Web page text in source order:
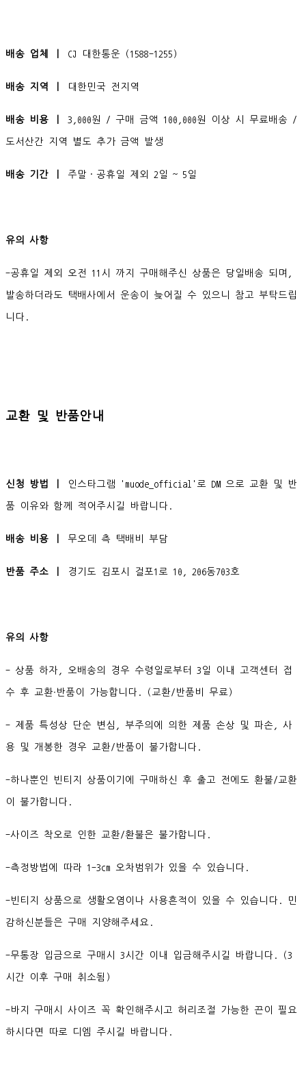
배송 업체 ㅣ CJ 대한통운 (1588-1255)
배송 지역 ㅣ 대한민국 전지역
배송 비용 ㅣ 3,000원 / 구매 금액 100,000원 이상 시 무료배송 /
도서산간 지역 별도 추가 금액 발생
배송 기간 ㅣ 주말·공휴일 제외 2일 ~ 5일
유의 사항
-공휴일 제외 오전 11시 까지 구매해주신 상품은 당일배송 되며,
발송하더라도 택배사에서 운송이 늦어질 수 있으니 참고 부탁드립
니다.
교환 및 반품안내
신청 방법 ㅣ 인스타그램 'muode_official'로 DM 으로 교환 및 반
품 이유와 함께 적어주시길 바랍니다.
배송 비용 ㅣ 무오데 측 택배비 부담
반품 주소 ㅣ 경기도 김포시 걸포1로 10, 206동703호
유의 사항
- 상품 하자, 오배송의 경우 수령일로부터 3일 이내 고객센터 접
수 후 교환∙반품이 가능합니다. (교환/반품비 무료)
- 제품 특성상 단순 변심, 부주의에 의한 제품 손상 및 파손, 사
용 및 개봉한 경우 교환/반품이 불가합니다.
-하나뿐인 빈티지 상품이기에 구매하신 후 출고 전에도 환불/교환
이 불가합니다.
-사이즈 착오로 인한 교환/환불은 불가합니다.
-측정방법에 따라 1-3cm 오차범위가 있을 수 있습니다.
-빈티지 상품으로 생활오염이나 사용흔적이 있을 수 있습니다. 민
감하신분들은 구매 지양해주세요.
-무통장 입금으로 구매시 3시간 이내 입금해주시길 바랍니다. (3
시간 이후 구매 취소됨)
-바지 구매시 사이즈 꼭 확인해주시고 허리조절 가능한 끈이 필요
하시다면 따로 디엠 주시길 바랍니다.